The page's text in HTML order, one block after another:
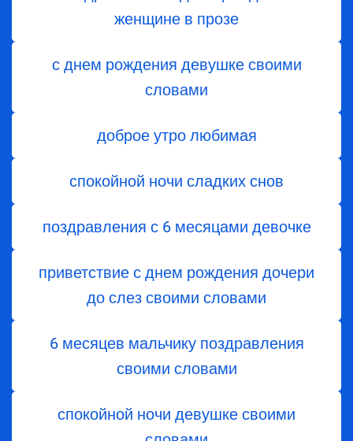
женщине в прозе
с днем рождения девушке своими
словами
доброе утро любимая
спокойной ночи сладких снов
поздравления с 6 месяцами девочке
приветствие с днем ​​рождения дочери
до слез своими словами
6 месяцев мальчику поздравления
своими словами
спокойной ночи девушке своими